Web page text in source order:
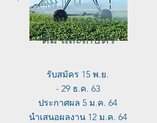
อาหาร เครื่อง
ดื่ม และเกษตร
รับสมัคร 15 พ.ย.
- 29 ธ.ค. 63
ประกาศผล 5 ม.ค. 64
นำเสนอผลงาน 12 ม.ค. 64